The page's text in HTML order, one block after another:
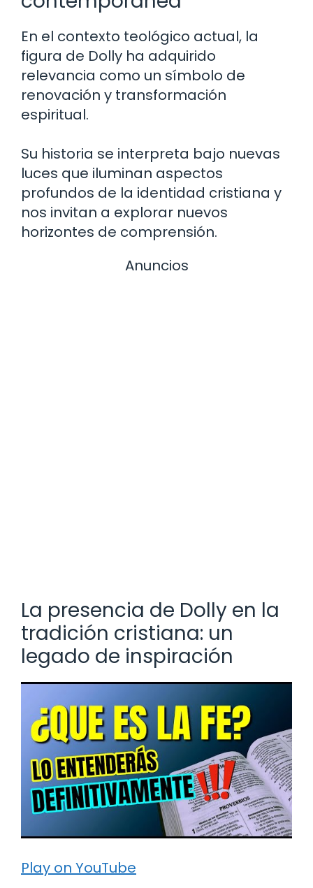
En el contexto teológico actual, la
figura de Dolly ha adquirido
relevancia como un símbolo de
renovación y transformación
espiritual.
Su historia se interpreta bajo nuevas
luces que iluminan aspectos
profundos de la identidad cristiana y
nos invitan a explorar nuevos
horizontes de comprensión.
Anuncios
La presencia de Dolly en la
tradición cristiana: un
legado de inspiración
Play on YouTube